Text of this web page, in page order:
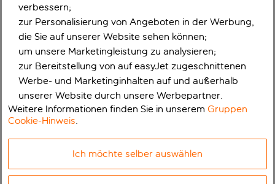
verbessern;
zur Personalisierung von Angeboten in der Werbung,
die Sie auf unserer Website sehen können;
um unsere Marketingleistung zu analysieren;
zur Bereitstellung von auf easyJet zugeschnittenen
Werbe- und Marketinginhalten auf und außerhalb
unserer Website durch unsere Werbepartner.
Weitere Informationen finden Sie in unseremGruppen
Cookie-Hinweis.
Ich möchte selber auswählen